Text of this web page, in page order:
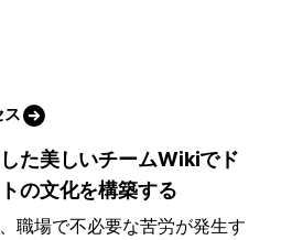
た美しいチームWikiでド
の文化を構築する
職場で不必要な苦労が発生す